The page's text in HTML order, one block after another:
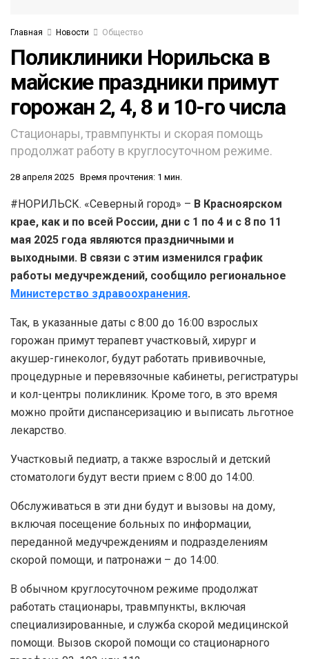
Главная Новости Общество
Поликлиники Норильска в
майские праздники примут
горожан 2, 4, 8 и 10-го числа
Стационары, травмпункты и скорая помощь
продолжат работу в круглосуточном режиме.
28 апреля 2025 Время прочтения: 1 мин.
#НОРИЛЬСК. «Северный город» – В Красноярском
крае, как и по всей России, дни с 1 по 4 и с 8 по 11
мая 2025 года являются праздничными и
выходными. В связи с этим изменился график
работы медучреждений, сообщило региональное
Министерство здравоохранения.
Так, в указанные даты с 8:00 до 16:00 взрослых
горожан примут терапевт участковый, хирург и
акушер-гинеколог, будут работать прививочные,
процедурные и перевязочные кабинеты, регистратуры
и кол-центры поликлиник. Кроме того, в это время
можно пройти диспансеризацию и выписать льготное
лекарство.
Участковый педиатр, а также взрослый и детский
стоматологи будут вести прием с 8:00 до 14:00.
Обслуживаться в эти дни будут и вызовы на дому,
включая посещение больных по информации,
переданной медучреждениям и подразделениям
скорой помощи, и патронажи – до 14:00.
В обычном круглосуточном режиме продолжат
работать стационары, травмпункты, включая
специализированные, и служба скорой медицинской
помощи. Вызов скорой помощи со стационарного